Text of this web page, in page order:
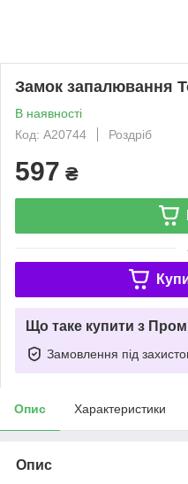
Замок запалювання
В наявності
Код: A20744
Роздріб
597 ₴
Що таке купити з
Замовлення під
Опис Характеристики
Опис